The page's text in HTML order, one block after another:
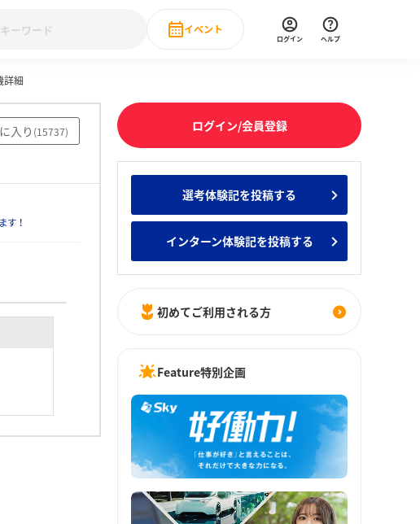
みんなの新卒就職人気企業ランキング みんなのインターン人気企業ランキ
28卒 IT・DX現場社員インタビュー
イベント
直近のイベント一覧
ログイン ヘルプ
詳細
入り (15737)
す！
ログイン/会員登録
選考体験記を投稿する
インターン体験記を投稿する
初めてご利用される方
Feature特別企画